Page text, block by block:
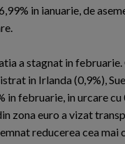
in ianuarie, de
a stagnat in
in Irlanda (0,9%),
in februarie, in urcare
zona euro a vizat
reducerea cea mai